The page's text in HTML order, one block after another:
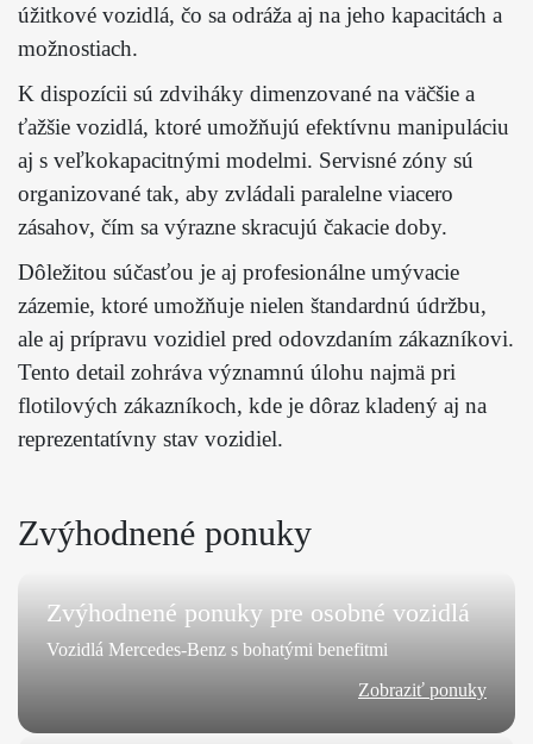
úžitkové vozidlá, čo sa odráža aj na jeho kapacitách a
možnostiach.
K dispozícii sú zdviháky dimenzované na väčšie a
ťažšie vozidlá, ktoré umožňujú efektívnu manipuláciu
aj s veľkokapacitnými modelmi. Servisné zóny sú
organizované tak, aby zvládali paralelne viacero
zásahov, čím sa výrazne skracujú čakacie doby.
Dôležitou súčasťou je aj profesionálne umývacie
zázemie, ktoré umožňuje nielen štandardnú údržbu,
ale aj prípravu vozidiel pred odovzdaním zákazníkovi.
Tento detail zohráva významnú úlohu najmä pri
flotilových zákazníkoch, kde je dôraz kladený aj na
reprezentatívny stav vozidiel.
Zvýhodnené ponuky
Zvýhodnené ponuky pre osobné vozidlá
Vozidlá Mercedes-Benz s bohatými benefitmi
Zobraziť ponuky